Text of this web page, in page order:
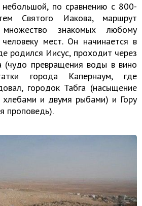
по сравнению с 800-
Святого Иакова, маршрут
знакомых любому
мест. Он начинается в
родился Иисус, проходит через
превращения воды в вино
города Капернаум, где
городок Табга (насыщение
и двумя рыбами) и Гору
проповедь).